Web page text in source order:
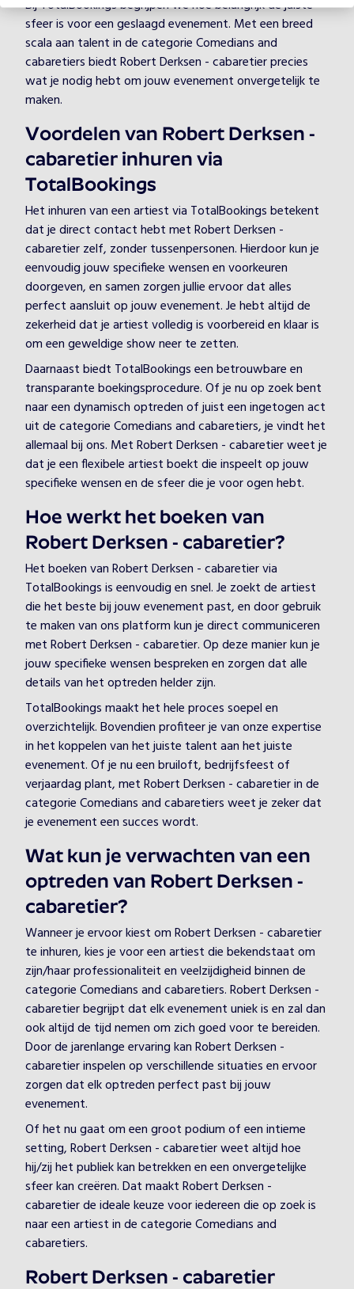
Bij TotalBookings begrijpen we hoe belangrijk de juiste
sfeer is voor een geslaagd evenement. Met een breed
scala aan talent in de categorie Comedians and
cabaretiers biedt Robert Derksen - cabaretier precies
wat je nodig hebt om jouw evenement onvergetelijk te
maken.
Voordelen van Robert Derksen -
cabaretier inhuren via
TotalBookings
Het inhuren van een artiest via TotalBookings betekent
dat je direct contact hebt met Robert Derksen -
cabaretier zelf, zonder tussenpersonen. Hierdoor kun je
eenvoudig jouw specifieke wensen en voorkeuren
doorgeven, en samen zorgen jullie ervoor dat alles
perfect aansluit op jouw evenement. Je hebt altijd de
zekerheid dat je artiest volledig is voorbereid en klaar is
om een geweldige show neer te zetten.
Daarnaast biedt TotalBookings een betrouwbare en
transparante boekingsprocedure. Of je nu op zoek bent
naar een dynamisch optreden of juist een ingetogen act
uit de categorie Comedians and cabaretiers, je vindt het
allemaal bij ons. Met Robert Derksen - cabaretier weet je
dat je een flexibele artiest boekt die inspeelt op jouw
specifieke wensen en de sfeer die je voor ogen hebt.
Hoe werkt het boeken van
Robert Derksen - cabaretier?
Het boeken van Robert Derksen - cabaretier via
TotalBookings is eenvoudig en snel. Je zoekt de artiest
die het beste bij jouw evenement past, en door gebruik
te maken van ons platform kun je direct communiceren
met Robert Derksen - cabaretier. Op deze manier kun je
jouw specifieke wensen bespreken en zorgen dat alle
details van het optreden helder zijn.
TotalBookings maakt het hele proces soepel en
overzichtelijk. Bovendien profiteer je van onze expertise
in het koppelen van het juiste talent aan het juiste
evenement. Of je nu een bruiloft, bedrijfsfeest of
verjaardag plant, met Robert Derksen - cabaretier in de
categorie Comedians and cabaretiers weet je zeker dat
je evenement een succes wordt.
Wat kun je verwachten van een
optreden van Robert Derksen -
cabaretier?
Wanneer je ervoor kiest om Robert Derksen - cabaretier
te inhuren, kies je voor een artiest die bekendstaat om
zijn/haar professionaliteit en veelzijdigheid binnen de
categorie Comedians and cabaretiers. Robert Derksen -
cabaretier begrijpt dat elk evenement uniek is en zal dan
ook altijd de tijd nemen om zich goed voor te bereiden.
Door de jarenlange ervaring kan Robert Derksen -
cabaretier inspelen op verschillende situaties en ervoor
zorgen dat elk optreden perfect past bij jouw
evenement.
Of het nu gaat om een groot podium of een intieme
setting, Robert Derksen - cabaretier weet altijd hoe
hij/zij het publiek kan betrekken en een onvergetelijke
sfeer kan creëren. Dat maakt Robert Derksen -
cabaretier de ideale keuze voor iedereen die op zoek is
naar een artiest in de categorie Comedians and
cabaretiers.
Robert Derksen - cabaretier